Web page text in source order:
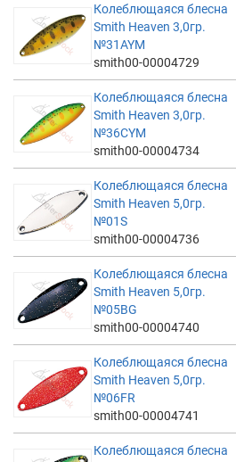
Колеблющаяся блесна
Smith Heaven 3,0гр.
№31AYM
smith00-00004729
Колеблющаяся блесна
Smith Heaven 3,0гр.
№36CYM
smith00-00004734
Колеблющаяся блесна
Smith Heaven 5,0гр.
№01S
smith00-00004736
Колеблющаяся блесна
Smith Heaven 5,0гр.
№05BG
smith00-00004740
Колеблющаяся блесна
Smith Heaven 5,0гр.
№06FR
smith00-00004741
Колеблющаяся блесна